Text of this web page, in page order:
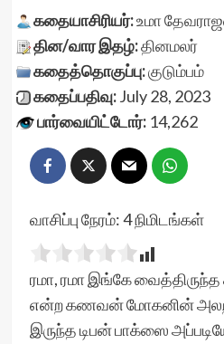
கதையாசிரியர்:உமா
தின/வார இதழ்:தினமலர்
கதைத்தொகுப்பு:குடும்பம்
கதைப்பதிவு:July 28, 2023
பார்வையிட்டோர்:14,262
வாசிப்பு நேரம்:4நிமிடங்கள்
ரமா, ரமா இங்கே
என்ற கணவன் மோகனின்
இருந்த டிபன் பாக்ஸை